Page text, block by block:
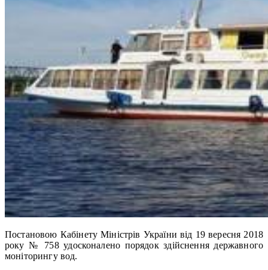
Постановою Кабінету Міністрів України від 19 вересня 2018
року № 758 удосконалено порядок здійснення державного
моніторингу вод.